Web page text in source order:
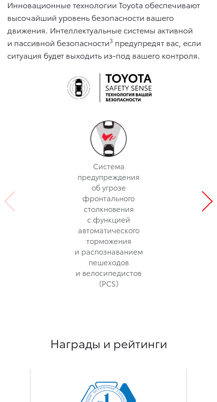
Инновационные технологии Toyota обеспечивают
высочайший уровень безопасности вашего
движения. Интеллектуальные системы активной
и пассивной безопасности3 предупредят вас, если
ситуация будет выходить из-под вашего контроля.
Cистема
предупреждения
об угрозе
фронтального
столкновения
с функцией
автоматического
торможения
и распознаванием
пешеходов
и велосипедистов
(PCS)
Награды и рейтинги